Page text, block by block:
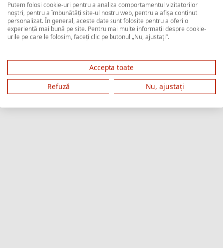
Putem folosi cookie-uri pentru a analiza comportamentul vizitatorilor
noștri, pentru a îmbunătăți site-ul nostru web, pentru a afișa conținut
personalizat. În general, aceste date sunt folosite pentru a oferi o
experiență mai bună pe site. Pentru mai multe informații despre cookie-
urile pe care le folosim, faceți clic pe butonul „Nu, ajustați”.
Accepta toate
Refuză
Nu, ajustați